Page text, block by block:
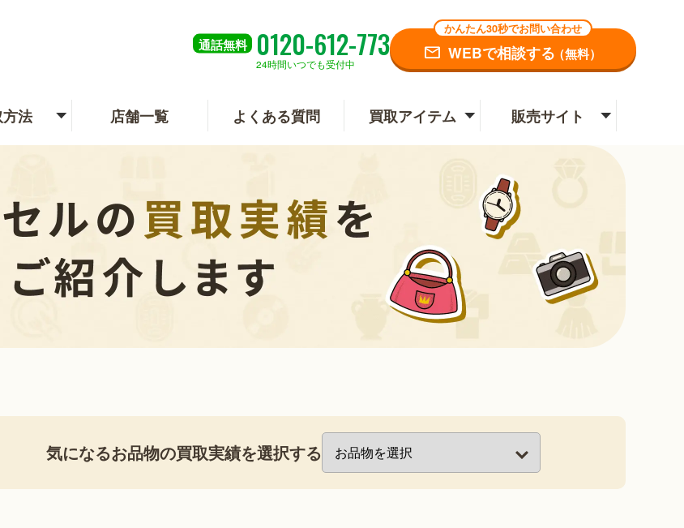
通話無料 0120-612-773
24時間いつでも受付中
かんたん30秒でお問い合わせ
WEBで相談する（無料）
法 店舗一覧 よくある質問 買取アイテム 販売サイト
気になるお品物の買取実績を選択する